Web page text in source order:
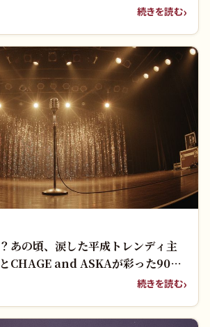
続きを読む
あの頃、涙した平成トレンディ主
CHAGE and ASKAが彩った90年
度！
続きを読む